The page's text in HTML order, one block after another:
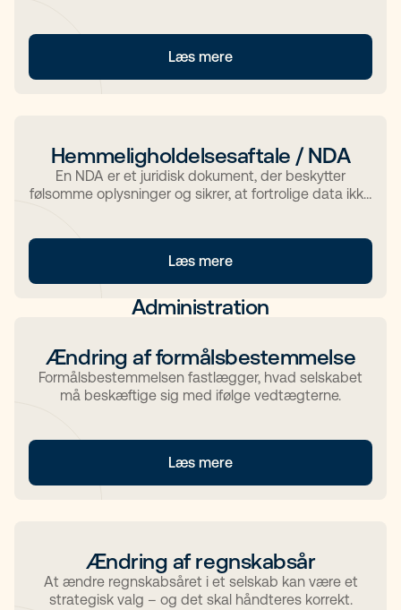
Læs mere
Hemmeligholdelsesaftale / NDA
En NDA er et juridisk dokument, der beskytter
følsomme oplysninger og sikrer, at fortrolige data ikke
Læs mere
Administration
Ændring af formålsbestemmelse
Formålsbestemmelsen fastlægger, hvad selskabet
må beskæftige sig med ifølge vedtægterne.
Læs mere
Ændring af regnskabsår
At ændre regnskabsåret i et selskab kan være et
strategisk valg – og det skal håndteres korrekt.